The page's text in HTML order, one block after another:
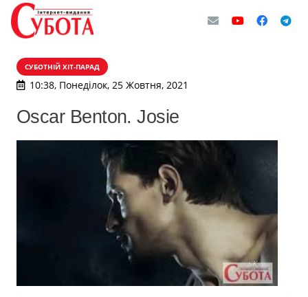
СУБОТНІЙ ХІТ-ПАРАД
10:38, Понеділок, 25 Жовтня, 2021
Oscar Benton. Josie